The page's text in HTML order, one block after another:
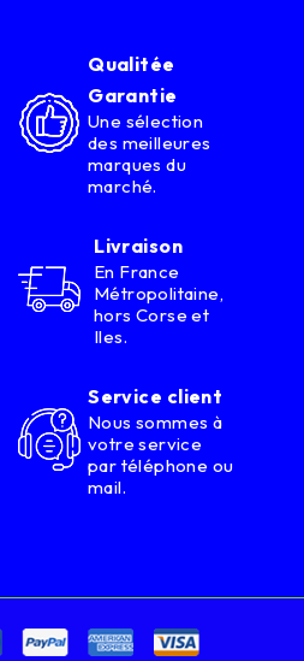
Qualitée
Garantie
Une sélection
des meilleures
marques du
marché.
Livraison
En France
Métropolitaine,
hors Corse et
Iles.
Service client
Nous sommes à
votre service
par téléphone ou
mail.